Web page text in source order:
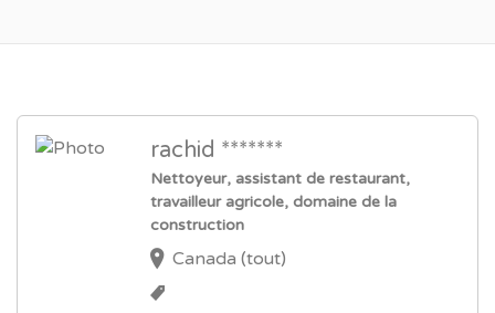
rachid *******
Nettoyeur, assistant de restaurant,
travailleur agricole, domaine de la
construction
Canada (tout)